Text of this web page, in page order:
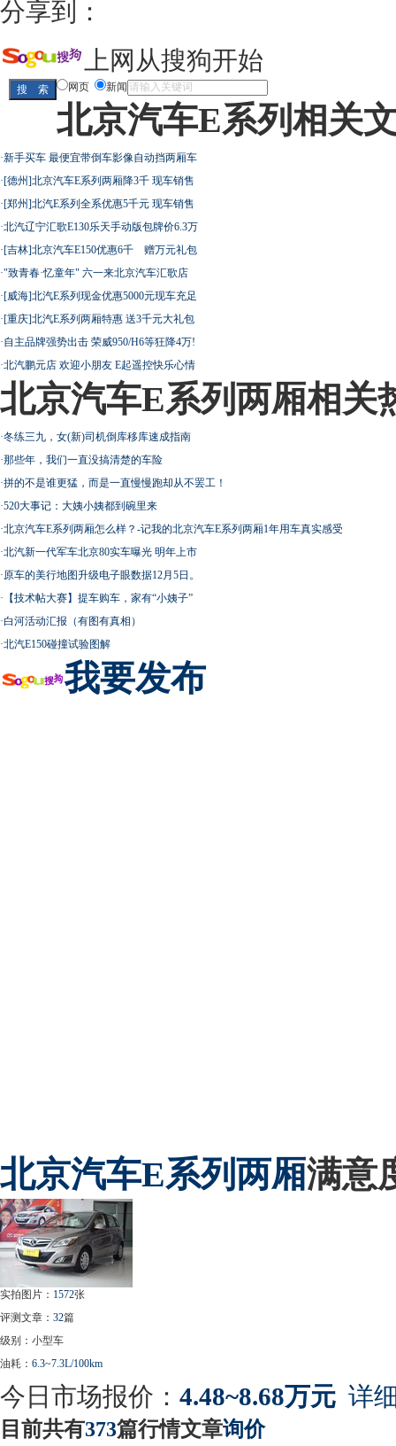
分享到：
上网从搜狗开始
网页 新闻
北京汽车E系列相关
·新手买车 最便宜带倒车影像自动挡两厢车
·[德州]北京汽车E系列两厢降3千 现车销售
·[郑州]北汽E系列全系优惠5千元 现车销售
·北汽辽宁汇歌E130乐天手动版包牌价6.3万
·[吉林]北京汽车E150优惠6千 赠万元礼包
·"致青春·忆童年" 六一来北京汽车汇歌店
·[威海]北汽E系列现金优惠5000元现车充足
·[重庆]北汽E系列两厢特惠 送3千元大礼包
·自主品牌强势出击 荣威950/H6等狂降4万!
·北汽鹏元店 欢迎小朋友 E起遥控快乐心情
北京汽车E系列两厢相关
·冬练三九，女(新)司机倒库移库速成指南
·那些年，我们一直没搞清楚的车险
·拼的不是谁更猛，而是一直慢慢跑却从不罢工！
·520大事记：大姨小姨都到碗里来
·北京汽车E系列两厢怎么样？-记我的北京汽车E系列两厢1年用车真实感受
·北汽新一代军车北京80实车曝光 明年上市
·原车的美行地图升级电子眼数据12月5日。
· 【技术帖大赛】提车购车，家有“小姨子”
·白河活动汇报（有图有真相）
·北汽E150碰撞试验图解
我要发布
北京汽车E系列两厢满意
实拍图片： 1572张
评测文章： 32篇
级别：小型车
油耗： 6.3~7.3L/100km
今日市场报价： 4.48~8.68万元 详
目前共有373篇行情文章询价